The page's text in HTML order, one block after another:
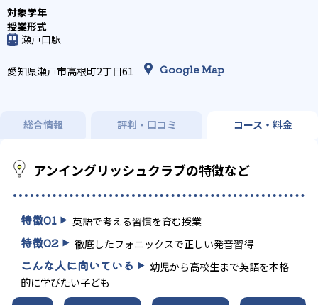
瀬戸口駅
愛知県瀬戸市高根町2丁目61 Google Map
総合情報 評判・口コミ コース・料金
アンイングリッシュクラブの特徴など
特徴01 英語で考える習慣を育む授業
特徴02 徹底したフォニックスで正しい発音習得
こんな人に向いている
幼児から高校生まで英語を本格
的に学びたい子ども